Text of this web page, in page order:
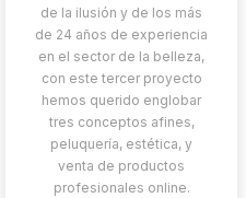
de la ilusión y de los más
de 24 años de experiencia
en el sector de la belleza,
con este tercer proyecto
hemos querido englobar
tres conceptos afines,
peluquería, estética, y
venta de productos
profesionales online.